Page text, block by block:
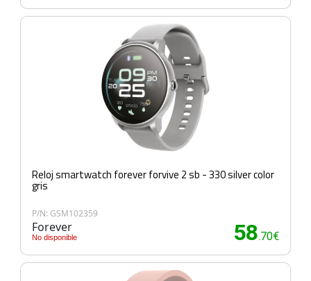
Reloj smartwatch forever forvive 2 sb - 330 silver color
gris
P/N: GSM102359
Forever
No disponible 58.70€